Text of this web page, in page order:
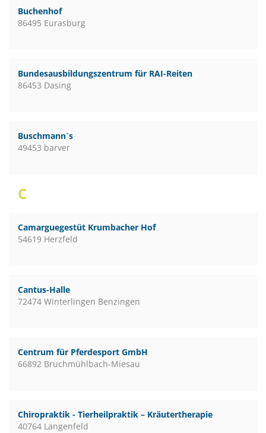
Buchenhof
86495 Eurasburg
Bundesausbildungszentrum für RAI-Reiten
86453 Dasing
Buschmann´s
49453 barver
C
Camarguegestüt Krumbacher Hof
54619 Herzfeld
Cantus-Halle
72474 Winterlingen Benzingen
Centrum für Pferdesport GmbH
66892 Bruchmühlbach-Miesau
Chiropraktik - Tierheilpraktik – Kräutertherapie
40764 Langenfeld